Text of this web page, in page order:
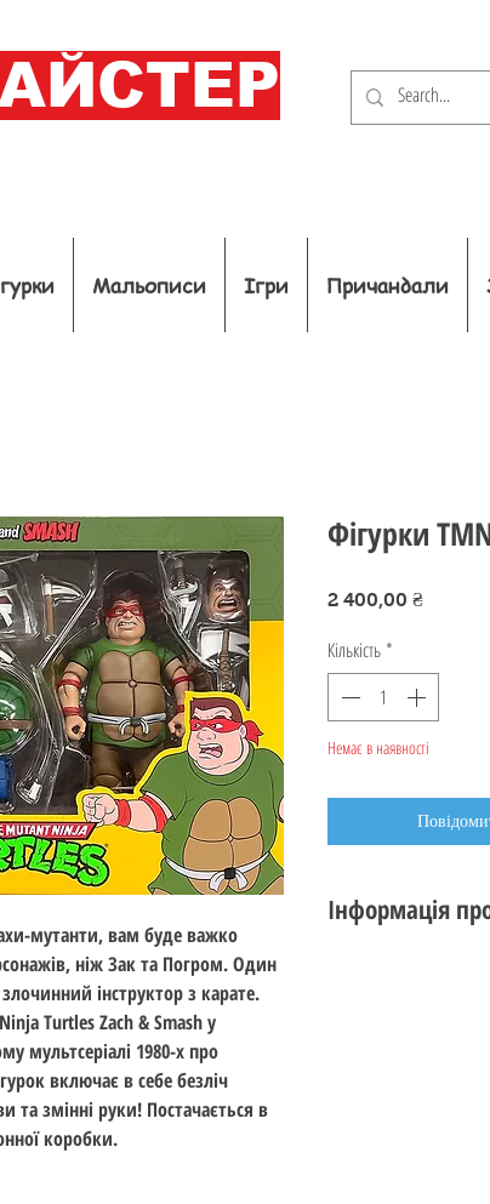
Мальописи Ігри Причандали
мутанти, вам буде важко
ніж Зак та Погром. Один
інструктор з карате.
Turtles Zach & Smash у
мультсеріалі 1980-х про
включає в себе безліч
та змінні руки! Постачається в
коробки.
Фігурки
2 400,00 ₴Ціна
Кількість *
Немає в наявності
Інформація